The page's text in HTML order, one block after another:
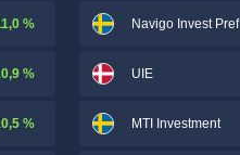
%
%
%
Navigo Invest Pref
UIE
MTI Investment